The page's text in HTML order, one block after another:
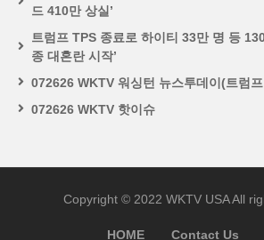
드 410만 상실’
트럼프 TPS 종료로 하이티 33만 명 등
종 대혼란 시작’
072626 WKTV 워싱턴 뉴스투데이(트럼
072626 WKTV 핫이슈
Copyright © 2022 WKTV USA All
HOME Contact Us